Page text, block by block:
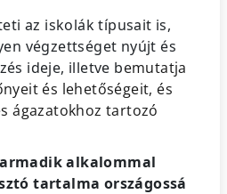
az iskolák típusait is,
végzettséget nyújt és
ideje, illetve bemutatja
és lehetőségeit, és
ágazatokhoz tartozó
alkalommal
tartalma országossá